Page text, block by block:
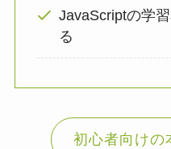
JavaScriptの学
る
初心者向けの